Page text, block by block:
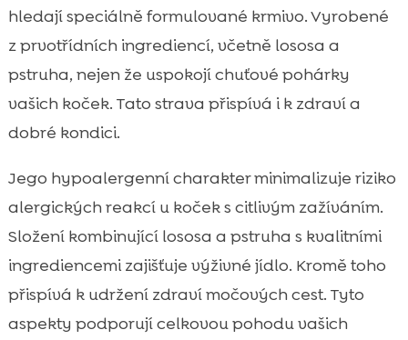
hledají speciálně formulované krmivo. Vyrobené
z prvotřídních ingrediencí, včetně lososa a
pstruha, nejen že uspokojí chuťové pohárky
vašich koček. Tato strava přispívá i k zdraví a
dobré kondici.
Jego hypoalergenní charakter minimalizuje riziko
alergických reakcí u koček s citlivým zažíváním.
Složení kombinující lososa a pstruha s kvalitními
ingrediencemi zajišťuje výživné jídlo. Kromě toho
přispívá k udržení zdraví močových cest. Tyto
aspekty podporují celkovou pohodu vašich